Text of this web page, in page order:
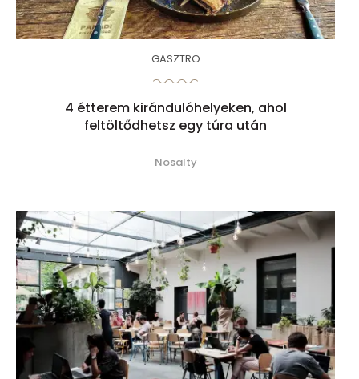
GASZTRO
4 étterem kirándulóhelyeken, ahol
feltöltődhetsz egy túra után
Nosalty